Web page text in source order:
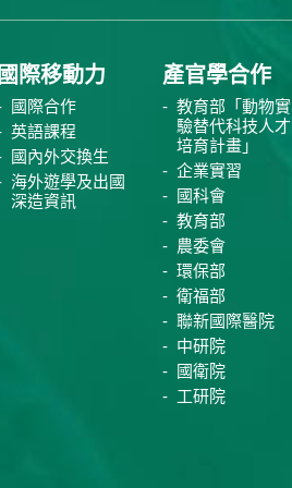
國際移動力
國際合作
英語課程
國內外交換生
海外遊學及出國
深造資訊
產官學合作
教育部「動物實
驗替代科技人才
培育計畫」
企業實習
國科會
教育部
農委會
環保部
衛福部
聯新國際醫院
中研院
國衛院
工研院